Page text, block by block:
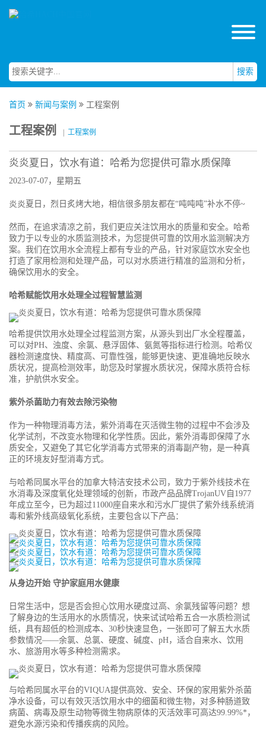
搜索
首页 新闻与案例 工程案例
工程案例 工程案例
炎炎夏日，饮水有道：哈希为您提供可靠水质保障
2023-07-07，星期五
炎炎夏日，烈日炙烤大地，相信很多朋友都在“吨吨吨”补水不停~
然而，在追求清凉之前，我们更应关注饮用水的质量和安全。哈希
致力于以专业的水质监测技术，为您提供可靠的饮用水监测解决方
案。我们在饮用水全流程上都有专业的产品，针对家庭饮水安全也
打造了家用检测和处理产品，可以对水质进行精准的监测和分析，
确保饮用水的安全。
哈希赋能饮用水处理全过程智慧监测
哈希提供饮用水处理全过程监测方案，从源头到出厂水全程覆盖，
可以对PH、浊度、余氯、悬浮固体、氨氮等指标进行检测。哈希仪
器检测速度快、精度高、可靠性强，能够更快速、更准确地反映水
质状况，提高检测效率，助您及时掌握水质状况，保障水质符合标
准，护航供水安全。
紫外杀菌助力有效去除污染物
作为一种物理消毒方法，紫外消毒在灭活微生物的过程中不会涉及
化学试剂，不改变水物理和化学性质。因此，紫外消毒即保障了水
质安全，又避免了其它化学消毒方式带来的消毒副产物，是一种真
正的环境友好型消毒方式。
与哈希同属水平台的加拿大特洁安技术公司，致力于紫外线技术在
水消毒及深度氧化处理领域的创新，市政产品品牌TrojanUV自1977
年成立至今，已为超过11000座自来水和污水厂提供了紫外线系统消
毒和紫外线高级氧化系统，主要包含以下产品：
从身边开始 守护家庭用水健康
日常生活中，您是否会担心饮用水硬度过高、余氯残留等问题？想
了解身边的生活用水的水质情况，快来试试哈希五合一水质检测试
纸，具有超低的检测成本、30秒快速显色，一张即可了解五大水质
参数情况——余氯、总氯、硬度、碱度、pH，适合自来水、饮用
水、旅游用水等多种检测需求。
与哈希同属水平台的VIQUA提供高效、安全、环保的家用紫外杀菌
净水设备，可以有效灭活饮用水中的细菌和微生物，对多种肠道致
病菌、病毒及原生动物等微生物病原体的灭活效率可高达99.99%*，
避免水源污染和传播疾病的风险。